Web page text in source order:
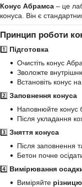
Конус Абрамса – це
конуса. Він є
Принцип роботи
1️⃣ Підготовка
Очистіть конус
Зволожте
Встановіть конус
2️⃣ Заповнення конуса
Наповнюйте
Після укладання
3️⃣ Зняття конуса
Після заповнення
Бетон почне
4️⃣ Вимірювання
Виміряйте